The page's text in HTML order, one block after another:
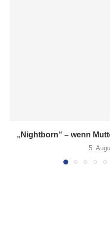
„Nightborn“ – wenn
5.